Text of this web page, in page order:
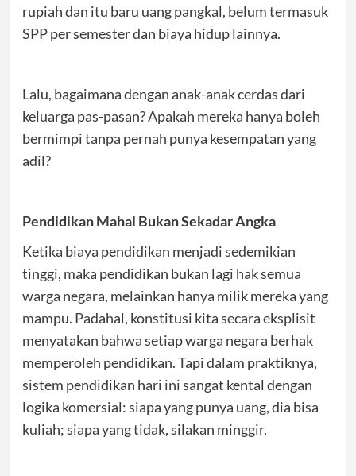
rupiah dan itu baru uang pangkal, belum termasuk
SPP per semester dan biaya hidup lainnya.
Lalu, bagaimana dengan anak-anak cerdas dari
keluarga pas-pasan? Apakah mereka hanya boleh
bermimpi tanpa pernah punya kesempatan yang
adil?
Pendidikan Mahal Bukan Sekadar Angka
Ketika biaya pendidikan menjadi sedemikian
tinggi, maka pendidikan bukan lagi hak semua
warga negara, melainkan hanya milik mereka yang
mampu. Padahal, konstitusi kita secara eksplisit
menyatakan bahwa setiap warga negara berhak
memperoleh pendidikan. Tapi dalam praktiknya,
sistem pendidikan hari ini sangat kental dengan
logika komersial: siapa yang punya uang, dia bisa
kuliah; siapa yang tidak, silakan minggir.